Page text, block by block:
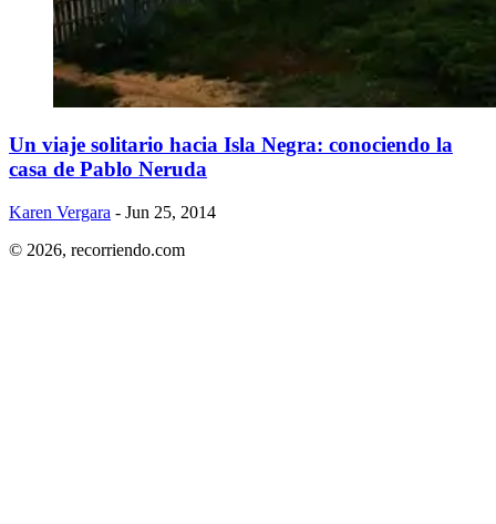
Un viaje solitario hacia Isla Negra: conociendo la
casa de Pablo Neruda
Karen Vergara - Jun 25, 2014
© 2026, recorriendo.com